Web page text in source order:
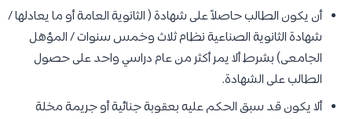
أن يكون الطالب حاصلاً على شهادة ( الثانوية العامة أو ما يعادلها /
شهادة الثانوية الصناعية نظام ثلاث وخمس سنوات / المؤهل
الجامعى) بشرط ألا يمر أكثر من عام دراسي واحد على حصول
الطالب على الشهادة.
ألا يكون قد سبق الحكم عليه بعقوبة جنائية أو جريمة مخلة